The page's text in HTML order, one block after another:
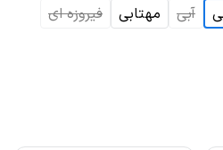
آبی مهتابی
فیروزه ای